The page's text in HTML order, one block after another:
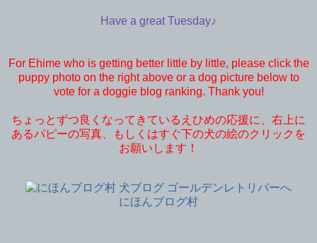
Have a great Tuesday♪
For Ehime who is getting better little by little, please click the
puppy photo on the right above or a dog picture below to
vote for a doggie blog ranking. Thank you!
ちょっとずつ良くなってきているえひめの応援に、右上に
あるパピーの写真、もしくはすぐ下の犬の絵のクリックを
お願いします！
にほんブログ村